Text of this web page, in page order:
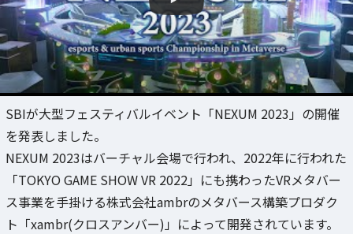
SBIが大型フェスティバルイベント「NEXUM 2023」の開催
を発表しました。
NEXUM 2023はバーチャル会場で行われ、2022年に行われた
「TOKYO GAME SHOW VR 2022」にも携わったVRメタバー
ス事業を手掛ける株式会社ambrのメタバース構築プロダク
ト「xambr(クロスアンバー)」によって開発されています。